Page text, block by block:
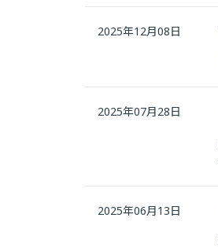
2025年12月08日
2025年07月28日
2025年06月13日